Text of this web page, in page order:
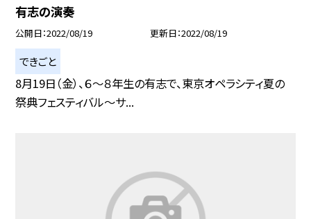
有志の演奏
公開日 2022/08/19 更新日 2022/08/19
できごと
8月19日（金）、６〜８年生の有志で、東京オペラシティ夏の
祭典フェスティバル〜サ...